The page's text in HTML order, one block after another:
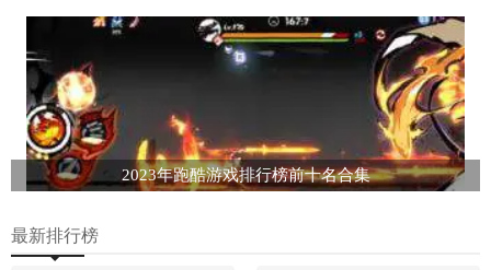
2023年跑酷游戏排行榜前十名合集
最新排行榜